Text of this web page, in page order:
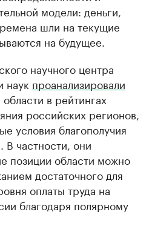
модели: деньги,
шли на текущие
на будущее.
научного центра
наук проанализировали
в рейтингах
российских регионов,
условия благополучия
В частности, они
позиции области можно
достаточного для
оплаты труда на
благодаря полярному